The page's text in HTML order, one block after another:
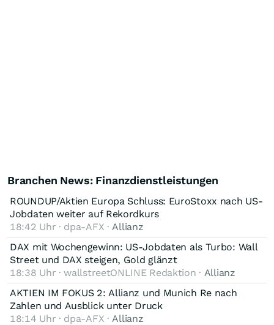
Branchen News: Finanzdienstleistungen
ROUNDUP/Aktien Europa Schluss: EuroStoxx nach US-
Jobdaten weiter auf Rekordkurs
18:42 Uhr · dpa-AFX · Allianz
DAX mit Wochengewinn: US-Jobdaten als Turbo: Wall
Street und DAX steigen, Gold glänzt
18:38 Uhr · wallstreetONLINE Redaktion · Allianz
AKTIEN IM FOKUS 2: Allianz und Munich Re nach
Zahlen und Ausblick unter Druck
18:14 Uhr · dpa-AFX · Allianz